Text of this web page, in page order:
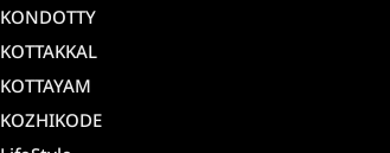
KONDOTTY
KOTTAKKAL
KOTTAYAM
KOZHIKODE